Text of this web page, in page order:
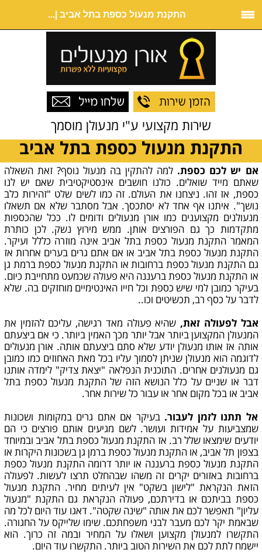
התקנת מנעול כספת בתל אביב |...
שירות מקצועי ע"י מנעולן מוסמך
אם יש לכם כספת. למה להתקין בה מנעול נוסף? זאת השאלה
שאתם מייד שואלים. כולנו חושבים אינסטיקטיבית שאם יש לנו
כספת, אז זהו. ניצחנו את העולם. זה כמו לשים שלט "זהירות כלב
נושך". איתנו אף אחד לא יסתכסך. אבל מסתבר שלא אם תשאלו
מנעולנים מקצוענים כמו אורן מנעולים ודומים לו. ככל שהכספות
מתקדמות כך גם הפורצים אותן. ממש מירוץ נשק. לכן כותרת
המאמר התקנת מנעול כספת בתל אביב אינה מוזרה כללל ועיקר.
התקנת מנעול כספת בתל אביב או אם אתם גרים בערים אחרות אז
גם התקנת מנעול כספת ברחובות או התקנת מנעול כספת ברמת גן
או התקנת מנעול כספת ברעננה היא פעולה שכמעט מתחייבת כיום.
בעיקר כמובן למי שיש כספת וכל חייו האינטימיים מוחזקים בה. שלא
לדבר על כסף רב, תכשיטים וכו..
אבל לפעולה זאת, שהיא פעולה מאד רגישה, עליכם להזמין את
המנעולן המקצוען ביותר אבל יותר מכך האמין ביותר. כי אם ביצעתם
אותה אז אותו מנעולן יודע שלא סתם ביצעתם אותה. אורן מנעולים
לדוגמה הוא מנעולן שניתן לסמוך עליו בכל מאת האחוזים כמו כמובן
גם מנעולנים אחרים. התוכנית הנפלאה "יצאת צדיק" לימדה אותנו
דבר או שניים על כלל הנושא הזה של התקנת מנעול כספת בתל
אביב או בכל מקום אחר או עבור כל שירות אחר.
אל תתנו לזמן לעבור. בעיקר אם אתם גרים במקומות ושכונות
שמצביעות על אמידות ועושר. לשם מגיעים אותם פורצים כי הם
יודעים שימצאו שלל רב. אז התקנת מנעול כספת בתל אביב ובמיוחד
בצפון תל אביב, או התקנת מנעול כספת ברמן גן בשכונות היקרות או
התקנת מנעול כספת ברעננה או יותר דרומה התקנת מנעול כספת
ברחובות באזורים יקרים זה משהו שבהחלט תרצו לעשות. לפעולה
הזאת הנקראת "לישון בשקט" אין לעיתים מחיר. התקנת מנעול
כספת בביתכם או בדירתכם, פעולה הנקראת גם התקנת "מנעול
עליון" תאפשר לכם את אותה "שינה שקטה". דאגו עוד היום לכל מה
שבאמת יקר לכם מעבר לבני משפחתכם. שימו שלייקס על החגורה.
התקשרו למנעולן מקצוען ושאלו על המחיר ובמה זה כרוך. הוא
יישמח לתת לכם את השירות הטוב ביותר. התקשרו עוד היום.
התקנת מנעול כספת בתל אביב